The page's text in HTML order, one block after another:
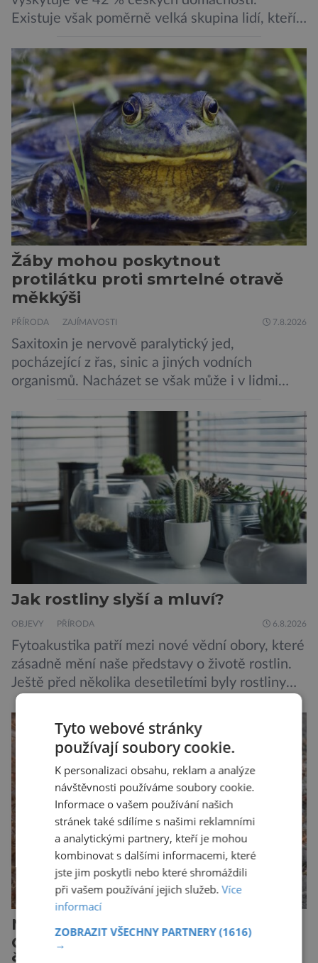
Existuje však poměrně velká skupina lidí, kteří
jsou alergičtí. Jejich imunitní systém
přecitlivěle reaguje na proteiny obsažené v
psích slinách, potu, moči a šupinkách kůže,
zachycených v srsti. Vědci nyní geneticky
upravili psy, aby […]
Žáby mohou poskytnout
protilátku proti smrtelné otravě
měkkýši
PŘÍRODA ZAJÍMAVOSTI 7.8.2026
Saxitoxin je nervově paralytický jed,
pocházející z řas, sinic a jiných vodních
organismů. Nacházet se však může i v lidmi
slávky. K příznakům otravy patří paralýza
dýchacích cest, dojít však může až k udušení.
Dosud proti tomuto jedu neexistovala
protilátka, nyní ji zřejmě vědci objevili, ovšem
její zdroj je […]
Jak rostliny slyší a mluví?
OBJEVY PŘÍRODA 6.8.2026
Fytoakustika patří mezi nové vědní obory, které
zásadně mění naše představy o životě rostlin.
Ještě před několika desetiletími byly rostliny
považovány za tiché a pasivní organismy, které
pouze reagují na změny prostředí. Moderní
výzkum však ukazuje, že skutečnost je mnohem
zajímavější. Rostliny totiž dokážou své okolí
vnímat prostřednictvím mechanických podnětů
a samy také vydávají zvuky […]
Nejodvážnější zvíře podle
Guinnessovy knihy rekordů?
Tyto webové stránky
používají soubory cookie.
K personalizaci obsahu, reklam a analýze
návštěvnosti používáme soubory cookie.
Informace o vašem používání našich
stránek také sdílíme s našimi reklamními
a analytickými partnery, kteří je mohou
kombinovat s dalšími informacemi, které
jste jim poskytli nebo které shromáždili
při vašem používání jejich služeb.Více
informací
ZOBRAZIT VŠECHNY PARTNERY(1616)
→